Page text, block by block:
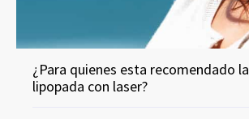
¿Para quienes esta recomendado la
lipopada con laser?